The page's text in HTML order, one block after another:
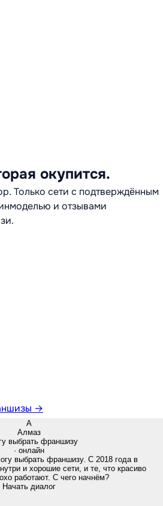
окупится.
Только сети с подтверждённым
и отзывами
→
А
Алмаз
выбрать франшизу
· онлайн
выбрать франшизу. С 2018 года в
и хорошие сети, и те, что красиво
работают. С чего начнём?
Начать диалог